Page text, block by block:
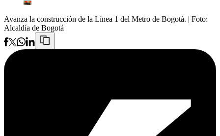
Avanza la construcción de la Línea 1 del Metro de Bogotá. | Foto:
Alcaldía de Bogotá